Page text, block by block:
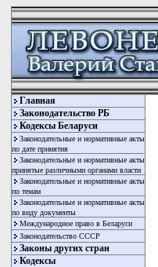
Главная
Законодательство РБ
Кодексы Беларуси
Законодательные и нормативные акты
по дате принятия
Законодательные и нормативные акты
принятые различными органами власти
Законодательные и нормативные акты
по темам
Законодательные и нормативные акты
по виду документы
Международное право в Беларуси
Законодательство СССР
Законы других стран
Кодексы